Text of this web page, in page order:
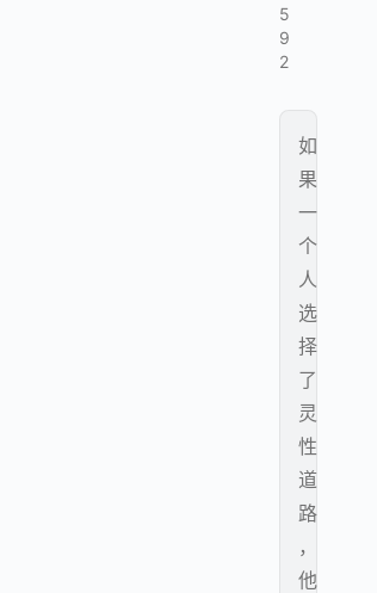
5
9
2
如
果
一
个
人
选
择
了
灵
性
道
路
，
他